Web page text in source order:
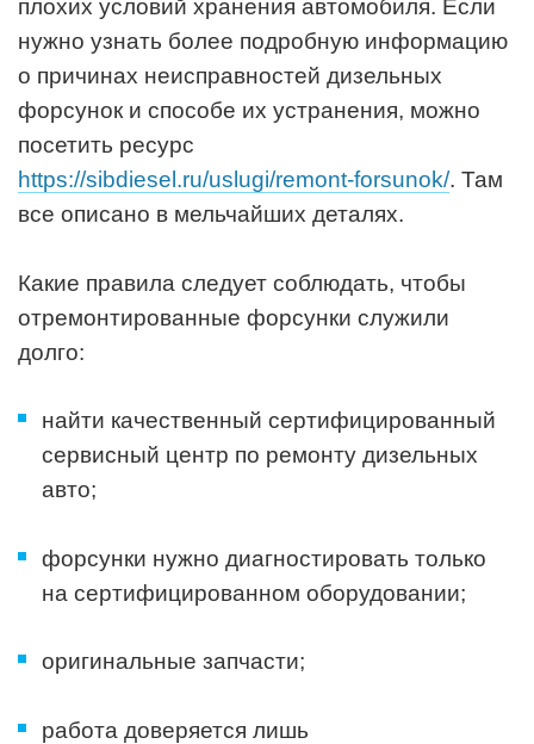
плохих условий хранения автомобиля. Если
нужно узнать более подробную информацию
о причинах неисправностей дизельных
форсунок и способе их устранения, можно
посетить ресурс
https://sibdiesel.ru/uslugi/remont-forsunok/. Там
все описано в мельчайших деталях.
Какие правила следует соблюдать, чтобы
отремонтированные форсунки служили
долго:
найти качественный сертифицированный
сервисный центр по ремонту дизельных
авто;
форсунки нужно диагностировать только
на сертифицированном оборудовании;
оригинальные запчасти;
работа доверяется лишь